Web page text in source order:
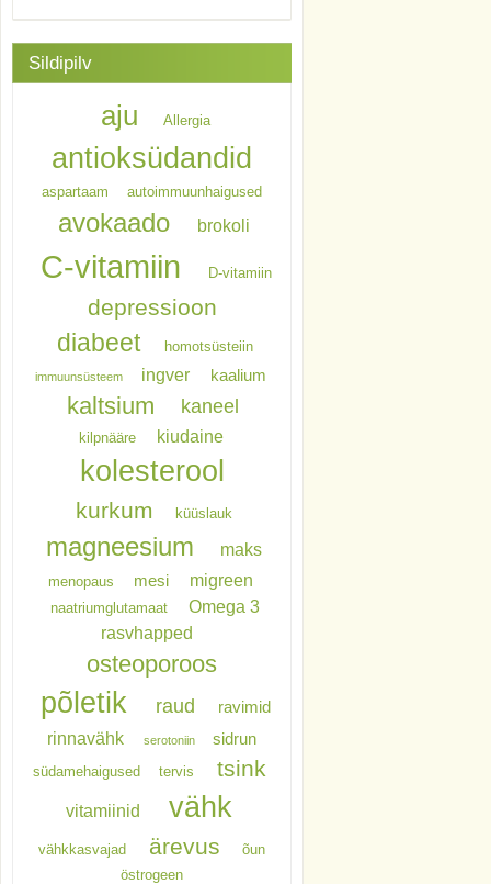
Sildipilv
aju Allergia
antioksüdandid
aspartaam autoimmuunhaigused
avokaado brokoli
C-vitamiin D-vitamiin
depressioon
diabeet homotsüsteiin
immuunsüsteem ingver kaalium
kaltsium kaneel
kilpnääre kiudaine
kolesterool
kurkum küüslauk
magneesium maks
menopaus mesi migreen
naatriumglutamaat
Omega 3
rasvhapped
osteoporoos
põletik raud ravimid
rinnavähk serotoniin sidrun
südamehaigused tervis tsink
vitamiinid vähk
vähkkasvajad ärevus
õun
östrogeen